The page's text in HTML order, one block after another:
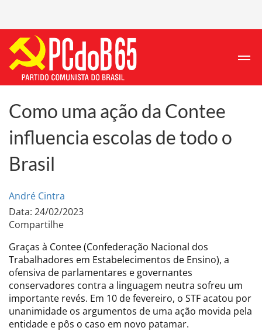
Como uma ação da Contee
influencia escolas de todo o
Brasil
André Cintra
Data: 24/02/2023
Compartilhe
Graças à Contee (Confederação Nacional dos
Trabalhadores em Estabelecimentos de Ensino), a
ofensiva de parlamentares e governantes
conservadores contra a linguagem neutra sofreu um
importante revés. Em 10 de fevereiro, o STF acatou por
unanimidade os argumentos de uma ação movida pela
entidade e pôs o caso em novo patamar.